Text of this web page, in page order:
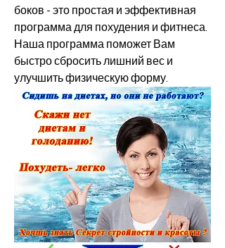
боков - это простая и эффективная
программа для похудения и фитнеса.
Наша программа поможет Вам
быстро сбросить лишний вес и
улучшить физическую форму.